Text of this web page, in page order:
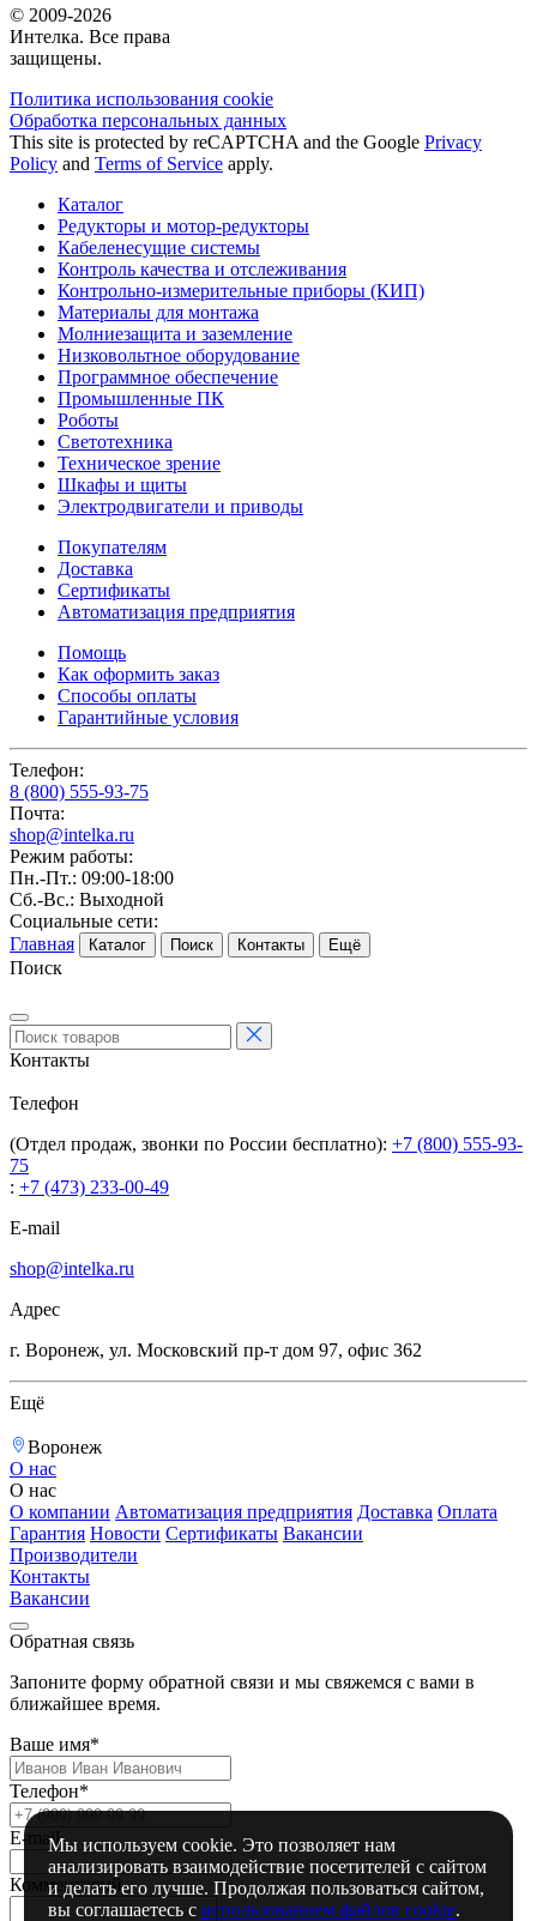
© 2009-2026
Интелка. Все права
защищены.
Политика использования сookie
Обработка персональных данных
This site is protected by reCAPTCHA and the Google Privacy
Policy and Terms of Service apply.
Каталог
Редукторы и мотор-редукторы
Кабеленесущие системы
Контроль качества и отслеживания
Контрольно-измерительные приборы (КИП)
Материалы для монтажа
Молниезащита и заземление
Низковольтное оборудование
Программное обеспечение
Промышленные ПК
Роботы
Светотехника
Техническое зрение
Шкафы и щиты
Электродвигатели и приводы
Покупателям
Доставка
Сертификаты
Автоматизация предприятия
Помощь
Как оформить заказ
Способы оплаты
Гарантийные условия
Телефон:
8 (800) 555-93-75
Почта:
shop@intelka.ru
Режим работы:
Пн.-Пт.: 09:00-18:00
Сб.-Вс.: Выходной
Социальные сети:
Главная
Каталог Поиск Контакты Ещё
Поиск
Контакты
Телефон
(Отдел продаж, звонки по России бесплатно): +7 (800) 555-93-
75
: +7 (473) 233-00-49
E-mail
shop@intelka.ru
Адрес
г. Воронеж, ул. Московский пр-т дом 97, офис 362
Ещё
Воронеж
О нас
О нас
О компании Автоматизация предприятия Доставка Оплата
Гарантия Новости Сертификаты Вакансии
Производители
Контакты
Вакансии
Обратная связь
Запоните форму обратной связи и мы свяжемся с вами в
ближайшее время.
Ваше имя*
Телефон*
E-mail
Комментарий
Мы используем cookie. Это позволяет нам
анализировать взаимодействие посетителей с сайтом
и делать его лучше. Продолжая пользоваться сайтом,
вы соглашаетесь с использованием файлов cookie.